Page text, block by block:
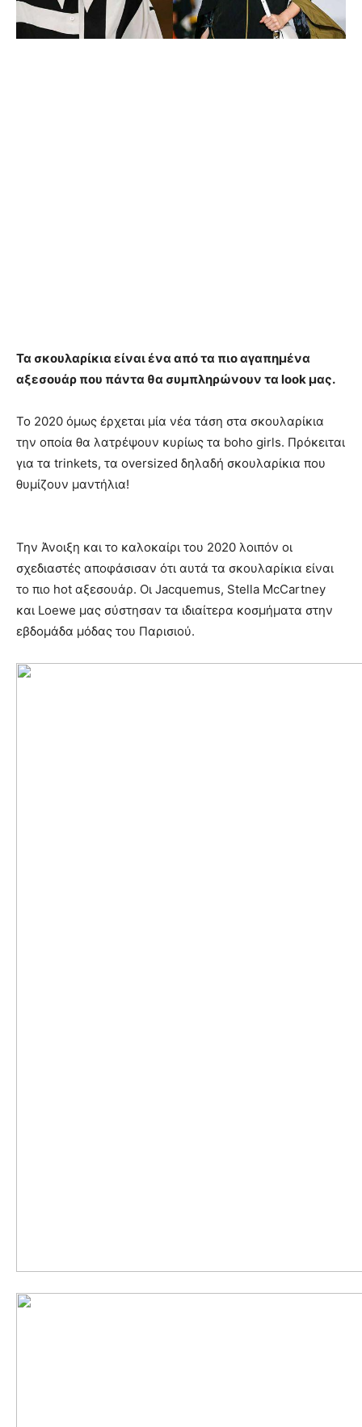
Τα σκουλαρίκια είναι ένα από τα πιο αγαπημένα
αξεσουάρ που πάντα θα συμπληρώνουν τα look μας.
Το 2020 όμως έρχεται μία νέα τάση στα σκουλαρίκια
την οποία θα λατρέψουν κυρίως τα boho girls. Πρόκειται
για τα trinkets, τα oversized δηλαδή σκουλαρίκια που
θυμίζουν μαντήλια!
Την Άνοιξη και το καλοκαίρι του 2020 λοιπόν οι
σχεδιαστές αποφάσισαν ότι αυτά τα σκουλαρίκια είναι
το πιο hot αξεσουάρ. Οι Jacquemus, Stella McCartney
και Loewe μας σύστησαν τα ιδιαίτερα κοσμήματα στην
εβδομάδα μόδας του Παρισιού.